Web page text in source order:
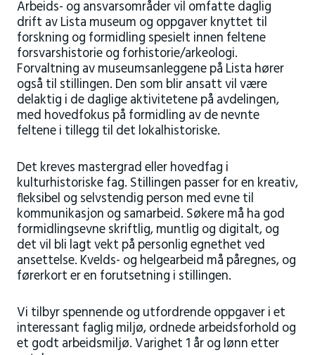
Arbeids- og ansvarsområder vil omfatte daglig
drift av Lista museum og oppgaver knyttet til
forskning og formidling spesielt innen feltene
forsvarshistorie og forhistorie/arkeologi.
Forvaltning av museumsanleggene på Lista hører
også til stillingen. Den som blir ansatt vil være
delaktig i de daglige aktivitetene på avdelingen,
med hovedfokus på formidling av de nevnte
feltene i tillegg til det lokalhistoriske.
Det kreves mastergrad eller hovedfag i
kulturhistoriske fag. Stillingen passer for en kreativ,
fleksibel og selvstendig person med evne til
kommunikasjon og samarbeid. Søkere må ha god
formidlingsevne skriftlig, muntlig og digitalt, og
det vil bli lagt vekt på personlig egnethet ved
ansettelse. Kvelds- og helgearbeid må påregnes, og
førerkort er en forutsetning i stillingen.
Vi tilbyr spennende og utfordrende oppgaver i et
interessant faglig miljø, ordnede arbeidsforhold og
et godt arbeidsmiljø. Varighet 1 år og lønn etter